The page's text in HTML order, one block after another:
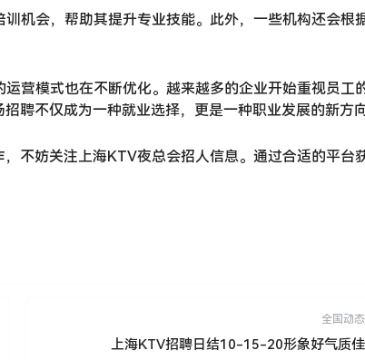
机会，帮助其提升专业技能。此外，一些机构还会根
营模式也在不断优化。越来越多的企业开始重视员工
聘不仅成为一种就业选择，更是一种职业发展的新方向
不妨关注上海KTV夜总会招人信息。通过合适的平台
全国动态
上海KTV招聘日结10-15-20形象好气质佳